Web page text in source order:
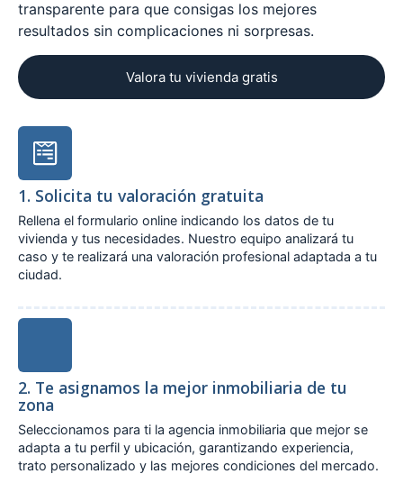
transparente para que consigas los mejores
resultados sin complicaciones ni sorpresas.
Valora tu vivienda gratis
1. Solicita tu valoración gratuita
Rellena el formulario online indicando los datos de tu
vivienda y tus necesidades. Nuestro equipo analizará tu
caso y te realizará una valoración profesional adaptada a tu
ciudad.
2. Te asignamos la mejor inmobiliaria de tu
zona
Seleccionamos para ti la agencia inmobiliaria que mejor se
adapta a tu perfil y ubicación, garantizando experiencia,
trato personalizado y las mejores condiciones del mercado.